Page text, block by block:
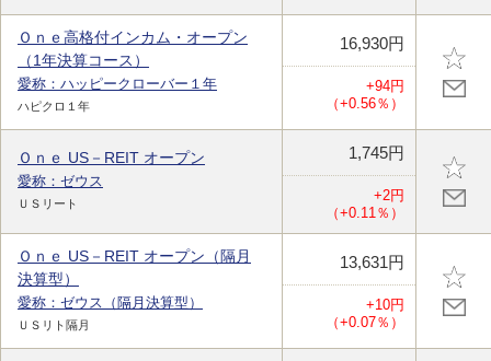
Ｏｎｅ高格付インカム・オープン
（1年決算コース）
愛称：ハッピークローバー１年
ハピクロ１年
16,930円
+94円
（+0.56％）
Ｏｎｅ US－REIT オープン
愛称：ゼウス
ＵＳリート
1,745円
+2円
（+0.11％）
Ｏｎｅ US－REIT オープン（隔月
決算型）
愛称：ゼウス（隔月決算型）
ＵＳリト隔月
13,631円
+10円
（+0.07％）